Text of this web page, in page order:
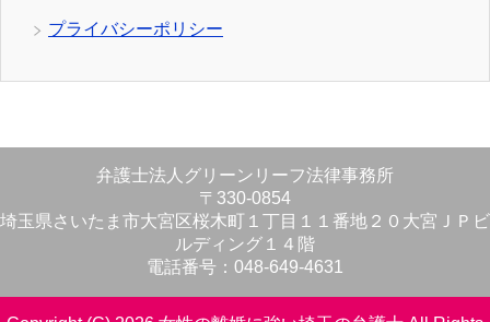
プライバシーポリシー
弁護士法人グリーンリーフ法律事務所
〒330-0854
埼玉県さいたま市大宮区桜木町１丁目１１番地２０大宮ＪＰビ
ルディング１４階
電話番号：048-649-4631